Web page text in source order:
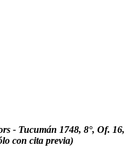
- Tucumán 1748, 8°, Of. 16,
con cita previa)